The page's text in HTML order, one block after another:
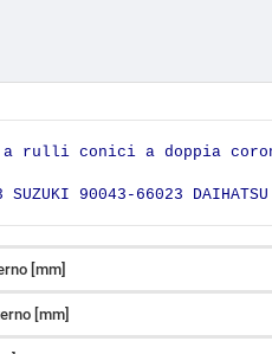
a rulli conici a doppia
SUZUKI 90043-66023
[mm]
[mm]